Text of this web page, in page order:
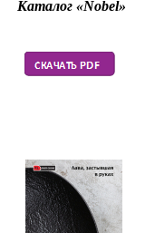
Каталог «Nobel»